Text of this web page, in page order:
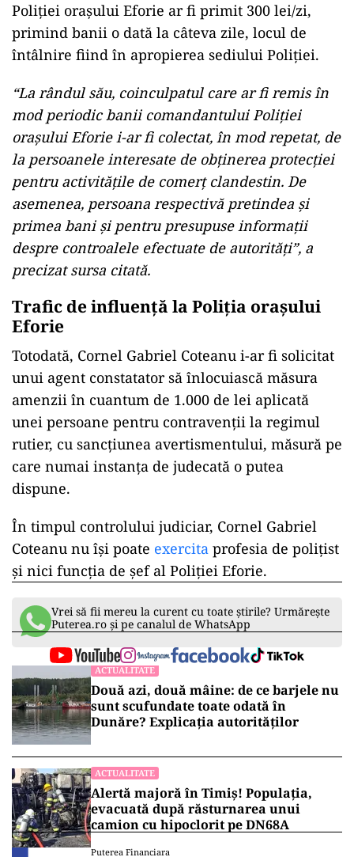
Poliției orașului Eforie ar fi primit 300 lei/zi,
primind banii o dată la câteva zile, locul de
întâlnire fiind în apropierea sediului Poliției.
“La rândul său, coinculpatul care ar fi remis în
mod periodic banii comandantului Poliţiei
oraşului Eforie i-ar fi colectat, în mod repetat, de
la persoanele interesate de obţinerea protecţiei
pentru activităţile de comerţ clandestin. De
asemenea, persoana respectivă pretindea şi
primea bani şi pentru presupuse informaţii
despre controalele efectuate de autorităţi”, a
precizat sursa citată.
Trafic de influență la Poliția orașului
Eforie
Totodată, Cornel Gabriel Coteanu i-ar fi solicitat
unui agent constatator să înlocuiască măsura
amenzii în cuantum de 1.000 de lei aplicată
unei persoane pentru contravenţii la regimul
rutier, cu sancţiunea avertismentului, măsură pe
care numai instanţa de judecată o putea
dispune.
În timpul controlului judiciar, Cornel Gabriel
Coteanu nu îşi poate exercita profesia de poliţist
şi nici funcţia de şef al Poliţiei Eforie.
Vrei să fii mereu la curent cu toate știrile? Urmărește
Puterea.ro și pe canalul de WhatsApp
ACTUALITATE
Două azi, două mâine: de ce barjele nu
sunt scufundate toate odată în
Dunăre? Explicația autorităților
ACTUALITATE
Alertă majoră în Timiș! Populația,
evacuată după răsturnarea unui
camion cu hipoclorit pe DN68A
Puterea Financiara